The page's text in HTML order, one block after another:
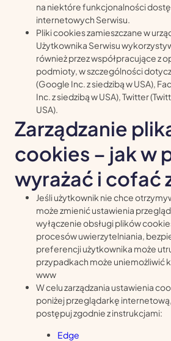
na niektóre funkcjonalności
internetowych Serwisu.
Pliki cookies zamieszczane w
Użytkownika Serwisu
również przez współpracujące z
podmioty, w szczególności
(Google Inc. z siedzibą w USA),
Inc. z siedzibą w USA), Twitter
USA).
Zarządzanie
cookies – jak w
wyrażać i cofać
Jeśli użytkownik nie chce
może zmienić ustawienia
wyłączenie obsługi plików
procesów uwierzytelniania,
preferencji użytkownika może
przypadkach może uniemożliwić
www
W celu zarządzania ustawienia
poniżej przeglądarkę
postępuj zgodnie z instrukcjami:
Edge